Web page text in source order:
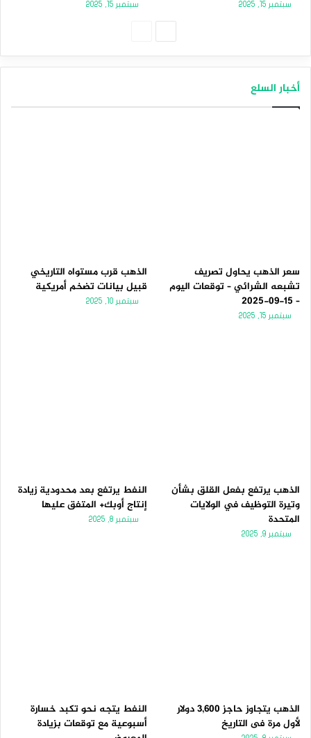
سبتمبر 15, 2025 سبتمبر 15, 2025
أخبار السلع
سعر الذهب يحاول تصريف
تشبعه الشرائي – توقعات اليوم
– 15-09-2025
سبتمبر 15, 2025
الذهب قرب مستواه التاريخي
قبيل بيانات تضخم أمريكية
سبتمبر 10, 2025
الذهب يرتفع بفعل القلق بشأن
وتيرة التوظيف في الولايات
المتحدة
سبتمبر 9, 2025
النفط يرتفع بعد محدودية زيادة
إنتاج أوبك+ المتفق عليها
سبتمبر 8, 2025
الذهب يتجاوز حاجز 3,600 دولار
لأول مرة فى التاريخ
النفط يتجه نحو تكبد خسارة
أسبوعية مع توقعات بزيادة